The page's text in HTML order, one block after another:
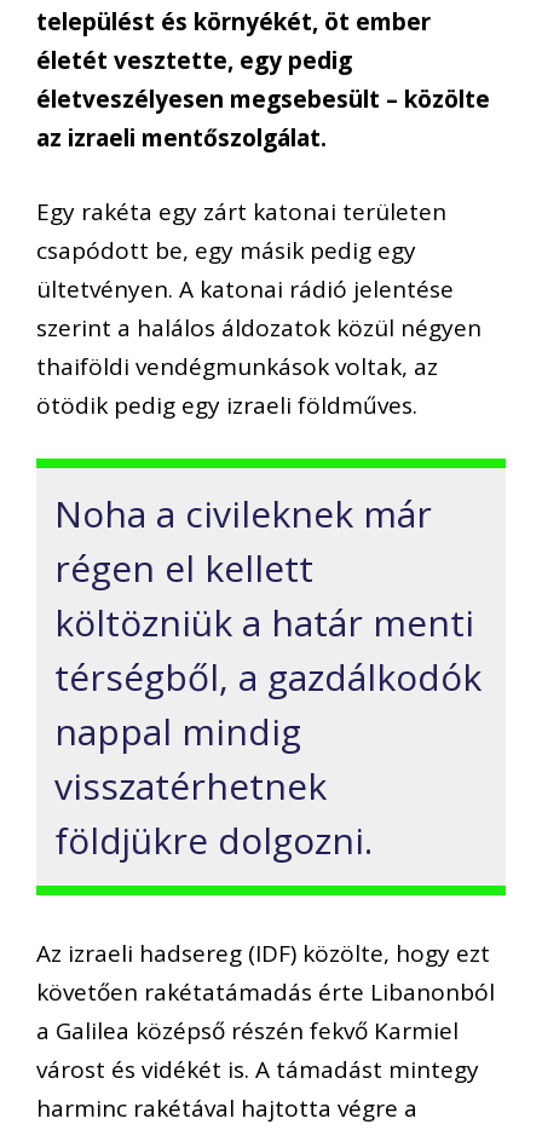
települést és környékét, öt ember
életét vesztette, egy pedig
életveszélyesen megsebesült – közölte
az izraeli mentőszolgálat.
Egy rakéta egy zárt katonai területen
csapódott be, egy másik pedig egy
ültetvényen. A katonai rádió jelentése
szerint a halálos áldozatok közül négyen
thaiföldi vendégmunkások voltak, az
ötödik pedig egy izraeli földműves.
Noha a civileknek már
régen el kellett
költözniük a határ menti
térségből, a gazdálkodók
nappal mindig
visszatérhetnek
földjükre dolgozni.
Az izraeli hadsereg (IDF) közölte, hogy ezt
követően rakétatámadás érte Libanonból
a Galilea középső részén fekvő Karmiel
várost és vidékét is. A támadást mintegy
harminc rakétával hajtotta végre a